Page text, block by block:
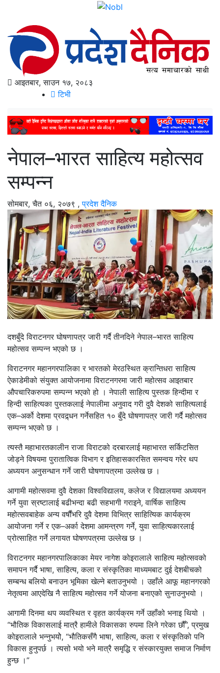
आइतबार, साउन १७, २०८३
टिभी
नेपाल–भारत साहित्य महोत्सव
सम्पन्न
सोमबार, चैत ०६, २०७९ ,प्रदेश दैनिक
दशबुँदे विराटनगर घोषणापत्र जारी गर्दै तीनदिने नेपाल–भारत साहित्य
महोत्सव सम्पन्न भएको छ ।
विराटनगर महानगरपालिका र भारतको मेरठस्थित क्रान्तिधरा साहित्य
ऐकाडेमीको संयुक्त आयोजनामा विराटनगरमा जारी महोत्सव आइतबार
औपचारिकरुपमा सम्पन्न भएको हो । नेपाली साहित्य पुस्तक हिन्दीमा र
हिन्दी साहित्यका पुस्तकलाई नेपालीमा अनुवाद गरी दुवै देशको साहित्यलाई
एक–अर्को देशमा प्रवद्र्धन गर्नेसहित १० बुँदे घोषणापत्र जारी गर्दै महोत्सव
सम्पन्न भएको छ ।
त्यस्तै महाभारतकालीन राजा विराटको दरबारलाई महाभारत सर्किटसित
जोड्ने विषयमा पुरातात्विक विभाग र इतिहासकारसित समन्वय गरेर थप
अध्ययन अनुसन्धान गर्ने जारी घोषणापत्रमा उल्लेख छ ।
आगामी महोत्सवमा दुवै देशका विश्वविद्यालय, कलेज र विद्यालयमा अध्ययन
गर्ने युवा स्रष्टालाई बढीभन्दा बढी सहभागी गराइने, वार्षिक साहित्य
महोत्सवबाहेक अन्य वर्षौंभरि दुवै देशमा विभित्र साहित्यिक कार्यक्रम
आयोजना गर्ने र एक–अर्का देशमा आमन्त्रण गर्ने, युवा साहित्यकारलाई
प्रोत्साहित गर्ने लगायत घोषणपत्रमा उल्लेख छ ।
विराटनगर महानगरपालिकाका मेयर नागेश कोइरालाले साहित्य महोत्सवको
समापन गर्दै भाषा, साहित्य, कला र संस्कृतिका माध्यमबाट दुई देशबीचको
सम्बन्ध बलियो बनाउन भूमिका खेल्ने बताउनुभयो । उहाँले आफू महानगरको
नेतृत्वमा आएदेखि नै साहित्य महोत्सव गर्ने योजना बनाएको सुनाउनुभयो ।
आगामी दिनमा थप व्यवस्थित र वृहत कार्यक्रम गर्ने उहाँको भनाइ थियो ।
“भौतिक विकासलाई मात्रै हामीले विकासका रुपमा लिने गरेका छौँ”, प्रमुख
कोइरालाले भन्नुभयोे, “भौतिकसँगै भाषा, साहित्य, कला र संस्कृतिको पनि
विकास हुनुपर्छ । त्यसो भयो भने मात्रै समृद्धि र संस्कारयुक्त समाज निर्माण
हुन्छ ।”